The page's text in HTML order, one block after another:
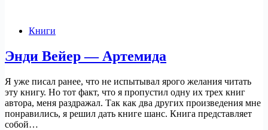
Книги
Энди Вейер — Артемида
Я уже писал ранее, что не испытывал ярого желания читать
эту книгу. Но тот факт, что я пропустил одну их трех книг
автора, меня раздражал. Так как два других произведения мне
понравились, я решил дать книге шанс. Книга представляет
собой…